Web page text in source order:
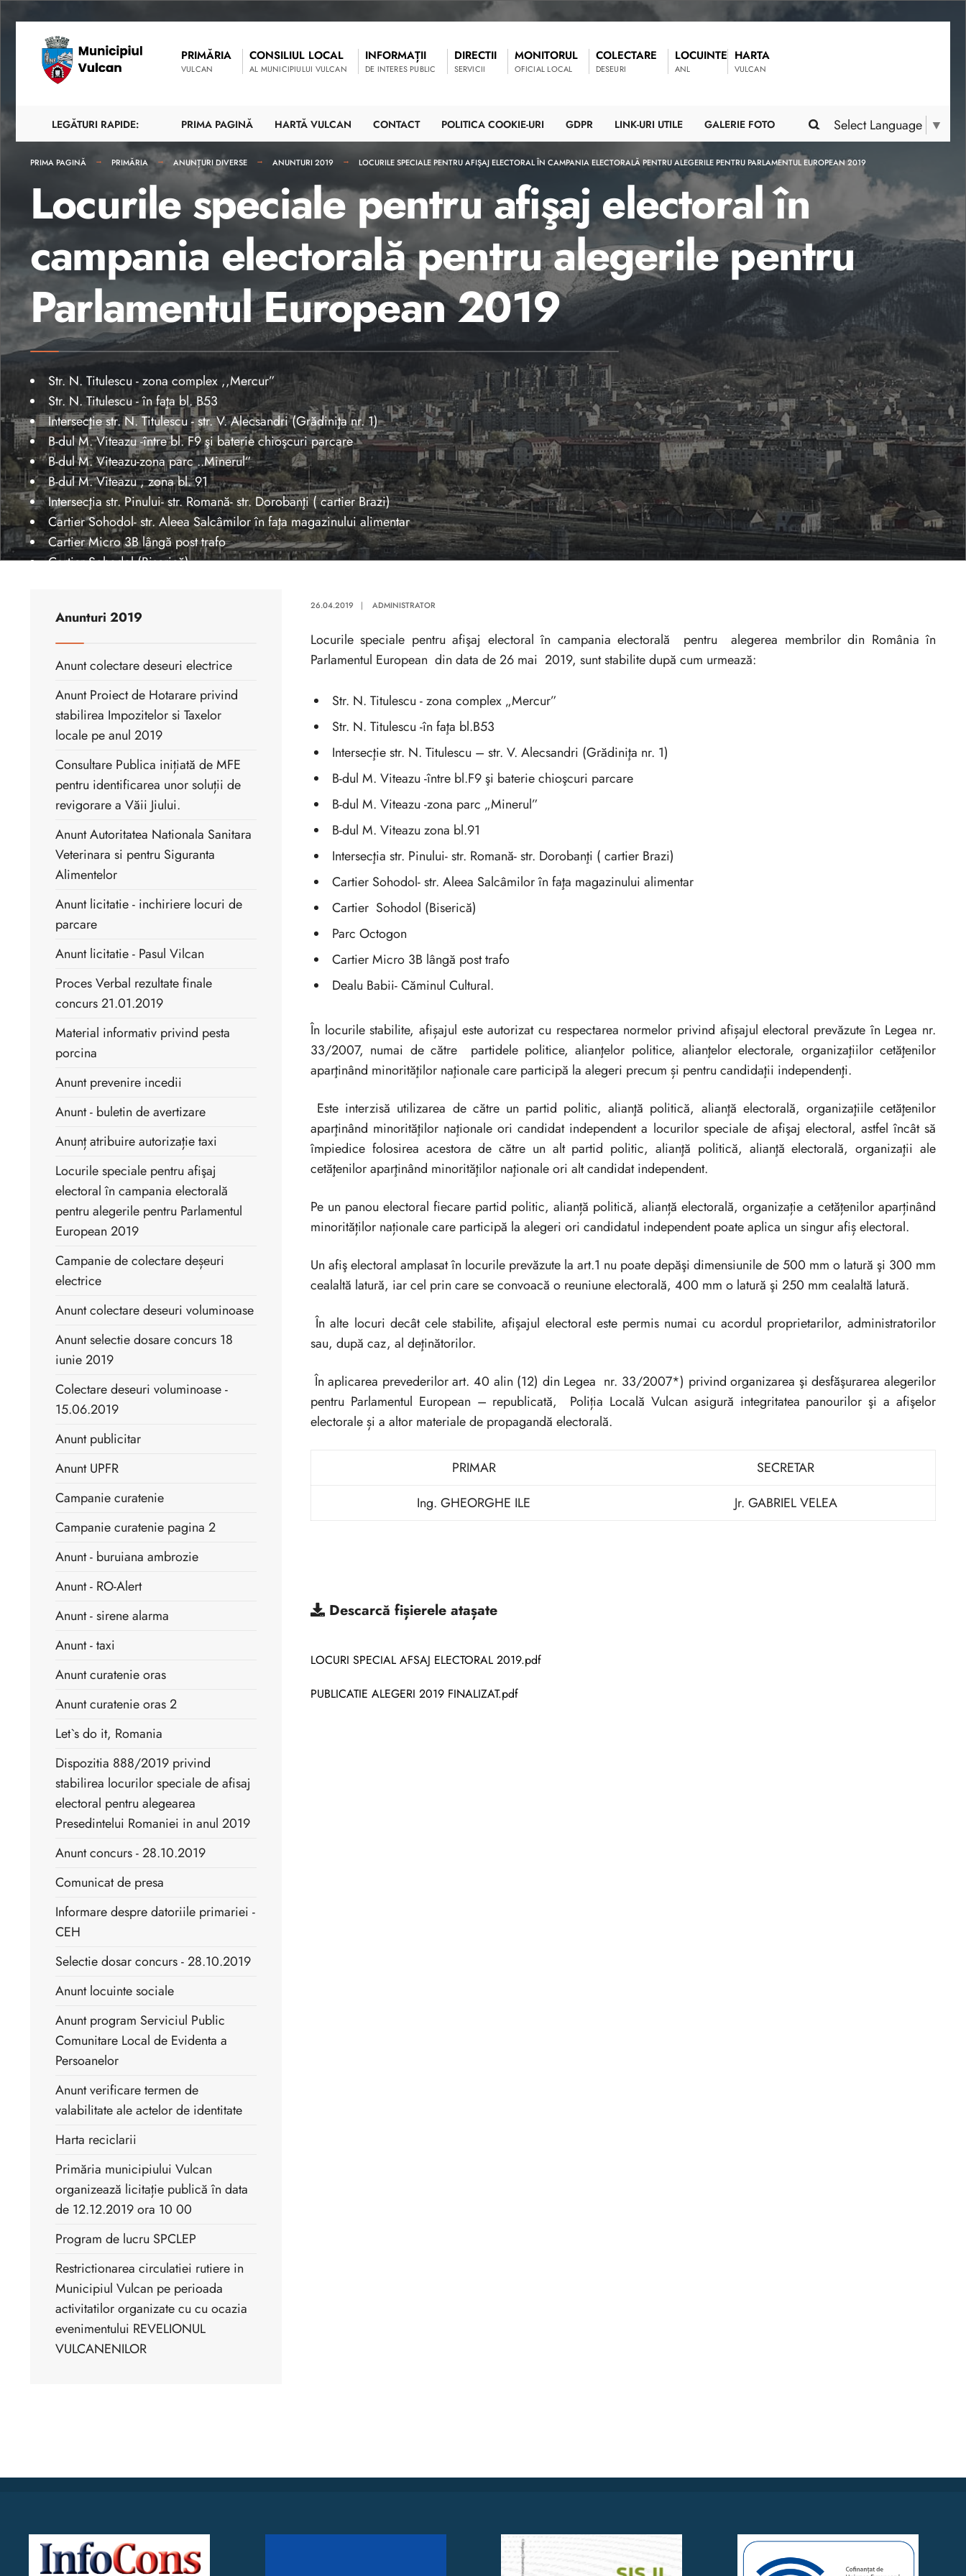
PRIMĂRIA
VULCAN
CONSILIUL LOCAL
AL MUNICIPIULUI VULCAN
INFORMAȚII
DE INTERES PUBLIC
DIRECTII
SERVICII
MONITORUL
OFICIAL LOCAL
COLECTARE
DESEURI
LOCUINTE
ANL
HARTA
VULCAN
Select Language ▼
LEGĂTURI RAPIDE: PRIMA PAGINĂ HARTĂ VULCAN CONTACT POLITICA COOKIE-URI GDPR LINK-URI UTILE GALERIE FOTO
PRIMA PAGINĂ PRIMĂRIA ANUNȚURI DIVERSE ANUNTURI 2019 LOCURILE SPECIALE PENTRU AFIŞAJ ELECTORAL ÎN CAMPANIA ELECTORALĂ PENTRU ALEGERILE PENTRU PARLAMENTUL EUROPEAN 2019
Locurile speciale pentru afişaj electoral în
campania electorală pentru alegerile pentru
Parlamentul European 2019
Str. N. Titulescu - zona complex ,,Mercur”
Str. N. Titulescu - în faţa bl. B53
Intersecţie str. N. Titulescu - str. V. Alecsandri (Grădiniţa nr. 1)
B-dul M. Viteazu -între bl. F9 şi baterie chioşcuri parcare
B-dul M. Viteazu-zona parc ..Minerul”
B-dul M. Viteazu , zona bl. 91
Intersecţia str. Pinului- str. Romană- str. Dorobanţi ( cartier Brazi)
Cartier Sohodol- str. Aleea Salcâmilor în faţa magazinului alimentar
Cartier Micro 3B lângă post trafo
Cartier Sohodol (Biserică)
26.04.2019 | ADMINISTRATOR
Locurile speciale pentru afişaj electoral în campania electorală pentru alegerea membrilor din România în
Parlamentul European din data de 26 mai 2019, sunt stabilite după cum urmează:
Str. N. Titulescu - zona complex „Mercur”
Str. N. Titulescu -în faţa bl.B53
Intersecţie str. N. Titulescu – str. V. Alecsandri (Grădiniţa nr. 1)
B-dul M. Viteazu -între bl.F9 şi baterie chioşcuri parcare
B-dul M. Viteazu -zona parc „Minerul”
B-dul M. Viteazu zona bl.91
Intersecţia str. Pinului- str. Romană- str. Dorobanţi ( cartier Brazi)
Cartier Sohodol- str. Aleea Salcâmilor în faţa magazinului alimentar
Cartier Sohodol (Biserică)
Parc Octogon
Cartier Micro 3B lângă post trafo
Dealu Babii- Căminul Cultural.
În locurile stabilite, afișajul este autorizat cu respectarea normelor privind afișajul electoral prevăzute în Legea nr.
33/2007, numai de către partidele politice, alianţelor politice, alianţelor electorale, organizaţiilor cetăţenilor
aparţinând minorităţilor naţionale care participă la alegeri precum și pentru candidaţii independenţi.
Este interzisă utilizarea de către un partid politic, alianţă politică, alianţă electorală, organizaţiile cetăţenilor
aparţinând minorităţilor naţionale ori candidat independent a locurilor speciale de afişaj electoral, astfel încât să
împiedice folosirea acestora de către un alt partid politic, alianţă politică, alianţă electorală, organizaţii ale
cetăţenilor aparţinând minorităţilor naţionale ori alt candidat independent.
Pe un panou electoral fiecare partid politic, alianță politică, alianță electorală, organizație a cetățenilor aparținând
minorităților naționale care participă la alegeri ori candidatul independent poate aplica un singur afiș electoral.
Un afiş electoral amplasat în locurile prevăzute la art.1 nu poate depăşi dimensiunile de 500 mm o latură şi 300 mm
cealaltă latură, iar cel prin care se convoacă o reuniune electorală, 400 mm o latură şi 250 mm cealaltă latură.
În alte locuri decât cele stabilite, afişajul electoral este permis numai cu acordul proprietarilor, administratorilor
sau, după caz, al deţinătorilor.
În aplicarea prevederilor art. 40 alin (12) din Legea nr. 33/2007*) privind organizarea şi desfăşurarea alegerilor
pentru Parlamentul European – republicată, Poliția Locală Vulcan asigură integritatea panourilor şi a afişelor
electorale și a altor materiale de propagandă electorală.
PRIMAR
SECRETAR
Ing. GHEORGHE ILE
Jr. GABRIEL VELEA
Descarcă fișierele atașate
LOCURI SPECIAL AFSAJ ELECTORAL 2019.pdf
PUBLICATIE ALEGERI 2019 FINALIZAT.pdf
Anunturi 2019
Anunt colectare deseuri electrice
Anunt Proiect de Hotarare privind
stabilirea Impozitelor si Taxelor
locale pe anul 2019
Consultare Publica inițiată de MFE
pentru identificarea unor soluții de
revigorare a Văii Jiului.
Anunt Autoritatea Nationala Sanitara
Veterinara si pentru Siguranta
Alimentelor
Anunt licitatie - inchiriere locuri de
parcare
Anunt licitatie - Pasul Vilcan
Proces Verbal rezultate finale
concurs 21.01.2019
Material informativ privind pesta
porcina
Anunt prevenire incedii
Anunt - buletin de avertizare
Anunț atribuire autorizație taxi
Locurile speciale pentru afişaj
electoral în campania electorală
pentru alegerile pentru Parlamentul
European 2019
Campanie de colectare deșeuri
electrice
Anunt colectare deseuri voluminoase
Anunt selectie dosare concurs 18
iunie 2019
Colectare deseuri voluminoase -
15.06.2019
Anunt publicitar
Anunt UPFR
Campanie curatenie
Campanie curatenie pagina 2
Anunt - buruiana ambrozie
Anunt - RO-Alert
Anunt - sirene alarma
Anunt - taxi
Anunt curatenie oras
Anunt curatenie oras 2
Let`s do it, Romania
Dispozitia 888/2019 privind
stabilirea locurilor speciale de afisaj
electoral pentru alegearea
Presedintelui Romaniei in anul 2019
Anunt concurs - 28.10.2019
Comunicat de presa
Informare despre datoriile primariei -
CEH
Selectie dosar concurs - 28.10.2019
Anunt locuinte sociale
Anunt program Serviciul Public
Comunitare Local de Evidenta a
Persoanelor
Anunt verificare termen de
valabilitate ale actelor de identitate
Harta reciclarii
Primăria municipiului Vulcan
organizează licitație publică în data
de 12.12.2019 ora 10 00
Program de lucru SPCLEP
Restrictionarea circulatiei rutiere in
Municipiul Vulcan pe perioada
activitatilor organizate cu cu ocazia
evenimentului REVELIONUL
VULCANENILOR